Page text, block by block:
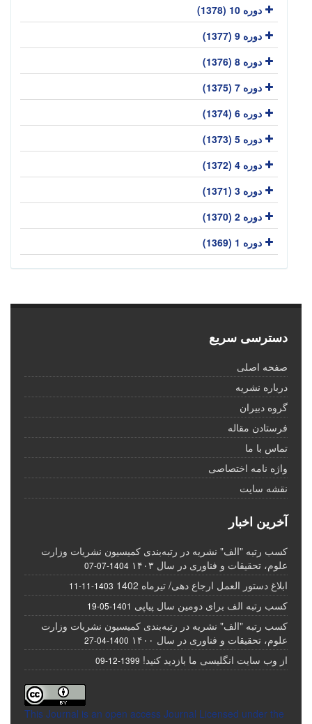
دوره 10 (1378)
دوره 9 (1377)
دوره 8 (1376)
دوره 7 (1375)
دوره 6 (1374)
دوره 5 (1373)
دوره 4 (1372)
دوره 3 (1371)
دوره 2 (1370)
دوره 1 (1369)
دسترسی سریع
صفحه اصلی
درباره نشریه
گروه دبیران
فرستادن مقاله
تماس با ما
واژه نامه اختصاصی
نقشه سایت
آخرین اخبار
کسب رتبه "الف" نشریه در رتبه‌بندی کمیسیون نشریات وزارت
علوم، تحقیقات و فناوری در سال ۱۴۰۳
1404-07-07
ابلاغ دستور العمل ارجاع دهی/ تیرماه 1402 1403-11-11
کسب رتبه الف برای دومین سال پیاپی 1401-05-19
کسب رتبه "الف" نشریه در رتبه‌بندی کمیسیون نشریات وزارت
علوم، تحقیقات و فناوری در سال ۱۴۰۰
1400-04-27
از وب سایت انگلیسی ما بازدید کنید! 1399-12-09
This Journal is an open access Journal Licensed under the